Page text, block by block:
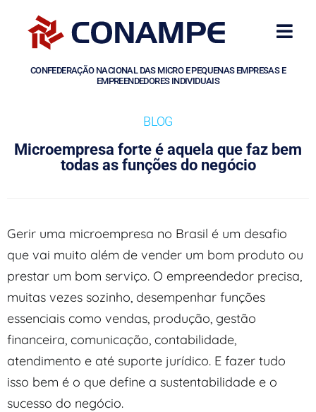
CONFEDERAÇÃO NACIONAL DAS MICRO E PEQUENAS EMPRESAS E
EMPREENDEDORES INDIVIDUAIS
BLOG
Microempresa forte é aquela que faz bem
todas as funções do negócio
Gerir uma microempresa no Brasil é um desafio
que vai muito além de vender um bom produto ou
prestar um bom serviço. O empreendedor precisa,
muitas vezes sozinho, desempenhar funções
essenciais como vendas, produção, gestão
financeira, comunicação, contabilidade,
atendimento e até suporte jurídico. E fazer tudo
isso bem é o que define a sustentabilidade e o
sucesso do negócio.